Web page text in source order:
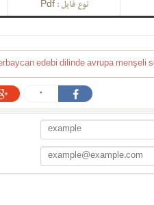
نوع فایل :Pdf
edebi dilinde avrupa menşeli
0